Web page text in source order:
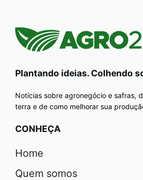
Plantando ideias. Colhendo
Notícias sobre agronegócio e safras,
terra e de como melhorar sua
CONHEÇA
Home
Quem somos